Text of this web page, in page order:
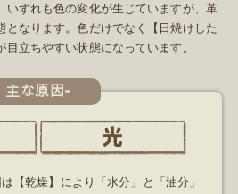
いずれも色の変化が生じていますが、革
となります。色だけでなく【日焼けした
立ちやすい状態になっています。
主な原因=
【乾燥】により「水分」と「油分」